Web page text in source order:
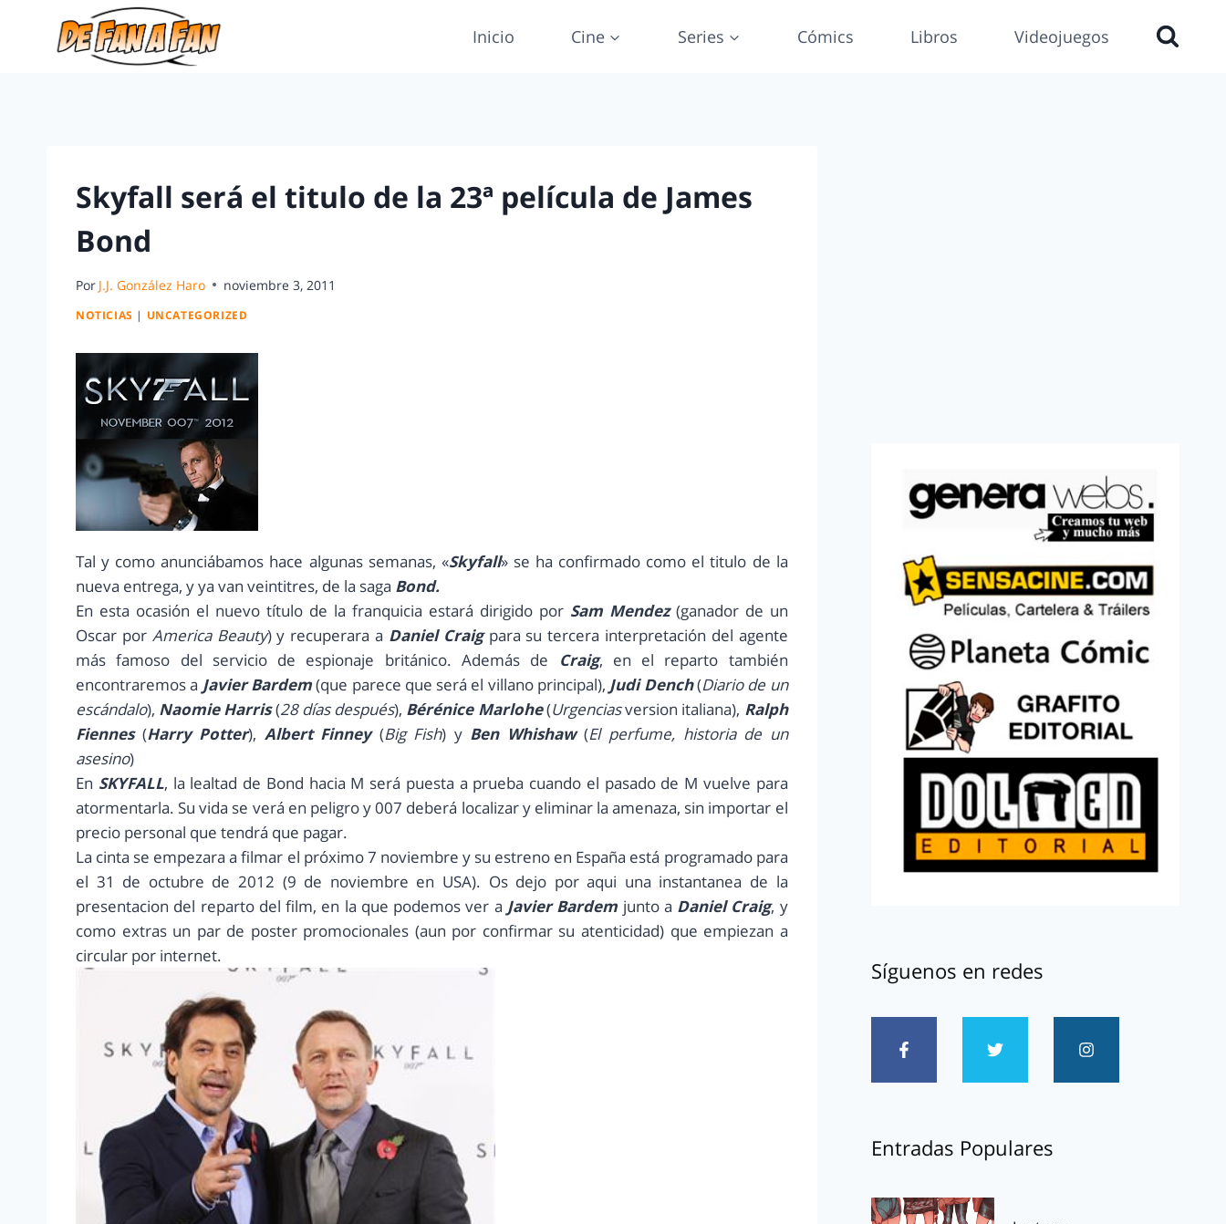
Inicio Cine Series Cómics Libros Videojuegos
Skyfall será el titulo de la 23ª película de James
Bond
Por J.J. González Haro noviembre 3, 2011
NOTICIAS | UNCATEGORIZED
Tal y como anunciábamos hace algunas semanas, «Skyfall» se ha confirmado como el titulo de la
nueva entrega, y ya van veintitres, de la saga Bond.
En esta ocasión el nuevo título de la franquicia estará dirigido por Sam Mendez(ganador de un
Oscar por America Beauty) y recuperara a Daniel Craigpara su tercera interpretación del agente
más famoso del servicio de espionaje británico. Además de
Craig, en el reparto también
encontraremos a Javier Bardem(que parece que será el villano principal), Judi Dench(Diario de un
escándalo), Naomie Harris(28 días después), Bérénice Marlohe(Urgenciasversion italiana), Ralph
Fiennes(Harry Potter), Albert Finney (Big Fish) y Ben Whishaw(El perfume, historia de un
asesino)
En SKYFALL, la lealtad de Bond hacia M será puesta a prueba cuando el pasado de M vuelve para
atormentarla. Su vida se verá en peligro y 007 deberá localizar y eliminar la amenaza, sin importar el
precio personal que tendrá que pagar.
La cinta se empezara a filmar el próximo 7 noviembre y su estreno en España está programado para
el 31 de octubre de 2012 (9 de noviembre en USA). Os dejo por aqui una instantanea de la
presentacion del reparto del film, en la que podemos ver a Javier Bardem junto a Daniel Craig, y
como extras un par de poster promocionales (aun por confirmar su atenticidad) que empiezan a
circular por internet.
Síguenos en redes
Entradas Populares